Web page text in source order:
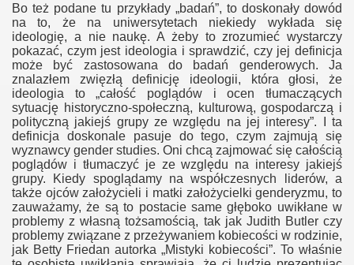
Bo też podane tu przykłady „badań”, to doskonały dowód
na to, że na uniwersytetach niekiedy wykłada się
ideologię, a nie naukę. A żeby to zrozumieć wystarczy
pokazać, czym jest ideologia i sprawdzić, czy jej definicja
może być zastosowana do badań genderowych. Ja
znalazłem zwięzłą definicję ideologii, która głosi, że
ideologia to „całość poglądów i ocen tłumaczących
sytuację historyczno-społeczną, kulturową, gospodarczą i
polityczną jakiejś grupy ze względu na jej interesy”. I ta
definicja doskonale pasuje do tego, czym zajmują się
wyznawcy gender studies. Oni chcą zajmować się całością
poglądów i tłumaczyć je ze względu na interesy jakiejś
grupy. Kiedy spoglądamy na współczesnych liderów, a
także ojców założycieli i matki założycielki genderyzmu, to
zauważamy, że są to postacie same głęboko uwikłane w
problemy z własną tożsamością, tak jak Judith Butler czy
problemy związane z przeżywaniem kobiecości w rodzinie,
jak Betty Friedan autorka „Mistyki kobiecości”. To właśnie